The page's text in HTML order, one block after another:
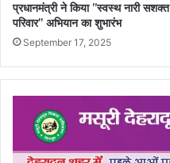
प्रधानमंत्री ने किया ’’स्वस्थ नारी सशक्त
परिवार’’ अभियान का शुभारंभ
September 17, 2025